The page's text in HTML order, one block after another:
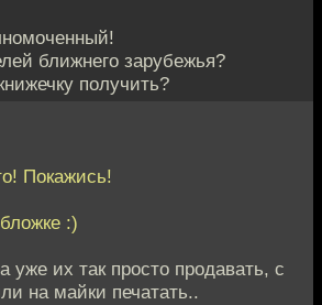
ближнего зарубежья?
получить?
Покажись!
:)
уже их так просто продавать, с
на майки печатать..